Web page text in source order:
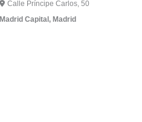
Calle Príncipe Carlos, 50
Madrid Capital , Madrid